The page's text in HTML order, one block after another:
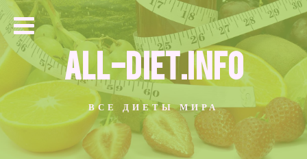
ALL-DIET.INFO
ВСЕ ДИЕТЫ МИРА